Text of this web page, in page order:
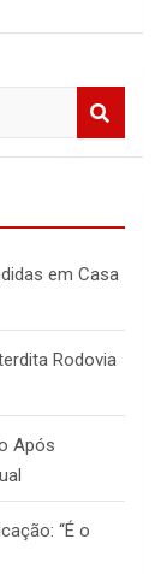
em Casa
Rodovia
Após
“É o